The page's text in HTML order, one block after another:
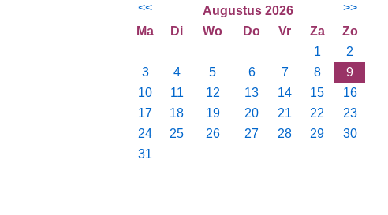
<< Augustus 2026
>>
Ma
Di Wo Do Vr Za
Zo
1
2
3
4 5 6 7 8
9
10
11 12 13 14 15
16
17
18 19 20 21 22
23
24
25 26 27 28 29
30
31